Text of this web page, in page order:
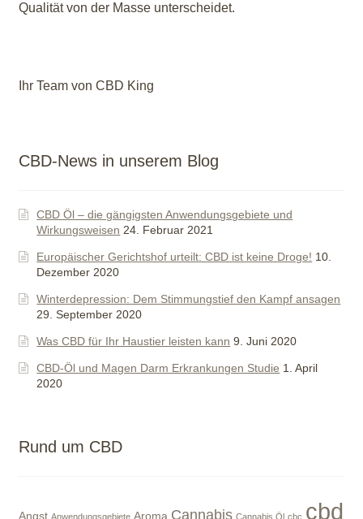
Qualität von der Masse unterscheidet.
Ihr Team von CBD King
CBD-News in unserem Blog
CBD Öl – die gängigsten Anwendungsgebiete und
Wirkungsweisen 24. Februar 2021
Europäischer Gerichtshof urteilt: CBD ist keine Droge! 10.
Dezember 2020
Winterdepression: Dem Stimmungstief den Kampf ansagen
29. September 2020
Was CBD für Ihr Haustier leisten kann 9. Juni 2020
CBD-Öl und Magen Darm Erkrankungen Studie 1. April
2020
Rund um CBD
Angst Anwendungsgebiete Aroma Cannabis Cannabis Öl cbc cbd